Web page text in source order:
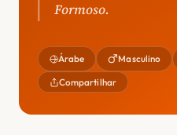
Formoso.
Árabe Masculino
Compartilhar